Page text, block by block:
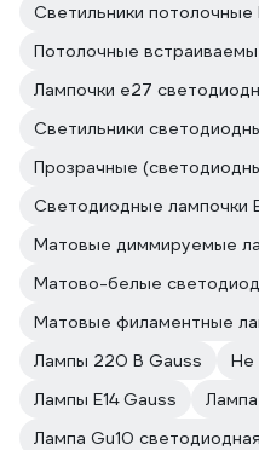
Светильники потолочные
Потолочные
Лампочки е27
Светильники
Прозрачные
Светодиодные лампочки
Матовые диммируемые
Матово-белые
Матовые филаментные
Лампы 220 В Gauss
Не
Лампы E14 Gauss
Лампа Gu10